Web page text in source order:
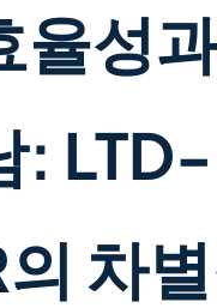
율성
: LTD-
차